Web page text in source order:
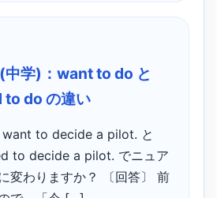
(中学)：want to do と
do の違い
want to decide a pilot. と
to decide a pilot. でニュア
変わりますか？ 〔回答〕 前